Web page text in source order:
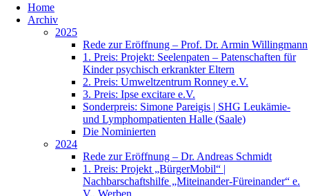
Home
Archiv
2025
Rede zur Eröffnung – Prof. Dr. Armin Willingmann
1. Preis: Projekt: Seelenpaten – Patenschaften für
Kinder psychisch erkrankter Eltern
2. Preis: Umweltzentrum Ronney e.V.
3. Preis: Ipse excitare e.V.
Sonderpreis: Simone Pareigis | SHG Leukämie-
und Lymphompatienten Halle (Saale)
Die Nominierten
2024
Rede zur Eröffnung – Dr. Andreas Schmidt
1. Preis: Projekt „BürgerMobil“ |
Nachbarschaftshilfe „Miteinander-Füreinander“ e.
V., Werben